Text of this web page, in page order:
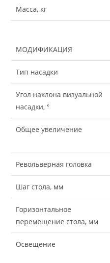
Масса, кг
МОДИФИКАЦИЯ
Тип насадки
Угол наклона визуальной
насадки, °
Общее увеличение
Револьверная головка
Шаг стола, мм
Горизонтальное
перемещение стола, мм
Освещение